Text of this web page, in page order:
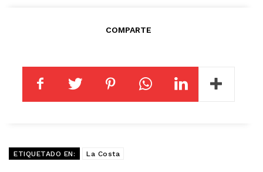
COMPARTE
ETIQUETADO EN: La Costa